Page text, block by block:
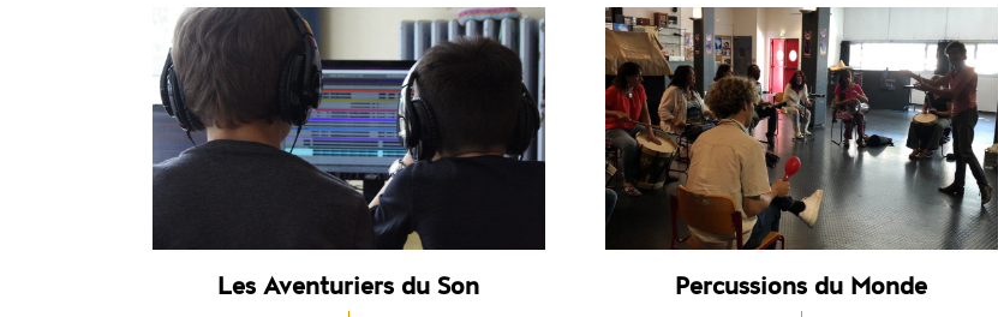
Les Aventuriers du Son Percussions du Monde